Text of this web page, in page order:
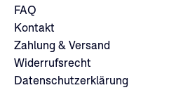
FAQ
Kontakt
Zahlung & Versand
Widerrufsrecht
Datenschutzerklärung